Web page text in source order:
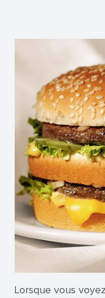
Lorsque vous